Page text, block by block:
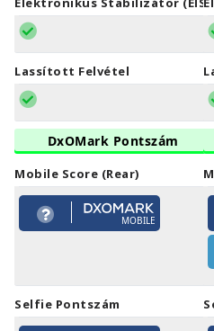
Lassított Felvétel
DxOMark Pontszám
Mobile Score (Rear)
MOBILE
Selfie Pontszám